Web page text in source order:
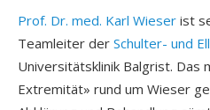
Prof. Dr. med. Karl Wieser ist
Teamleiter der Schulter- und
Universitätsklinik Balgrist. Das
Extremität» rund um Wieser